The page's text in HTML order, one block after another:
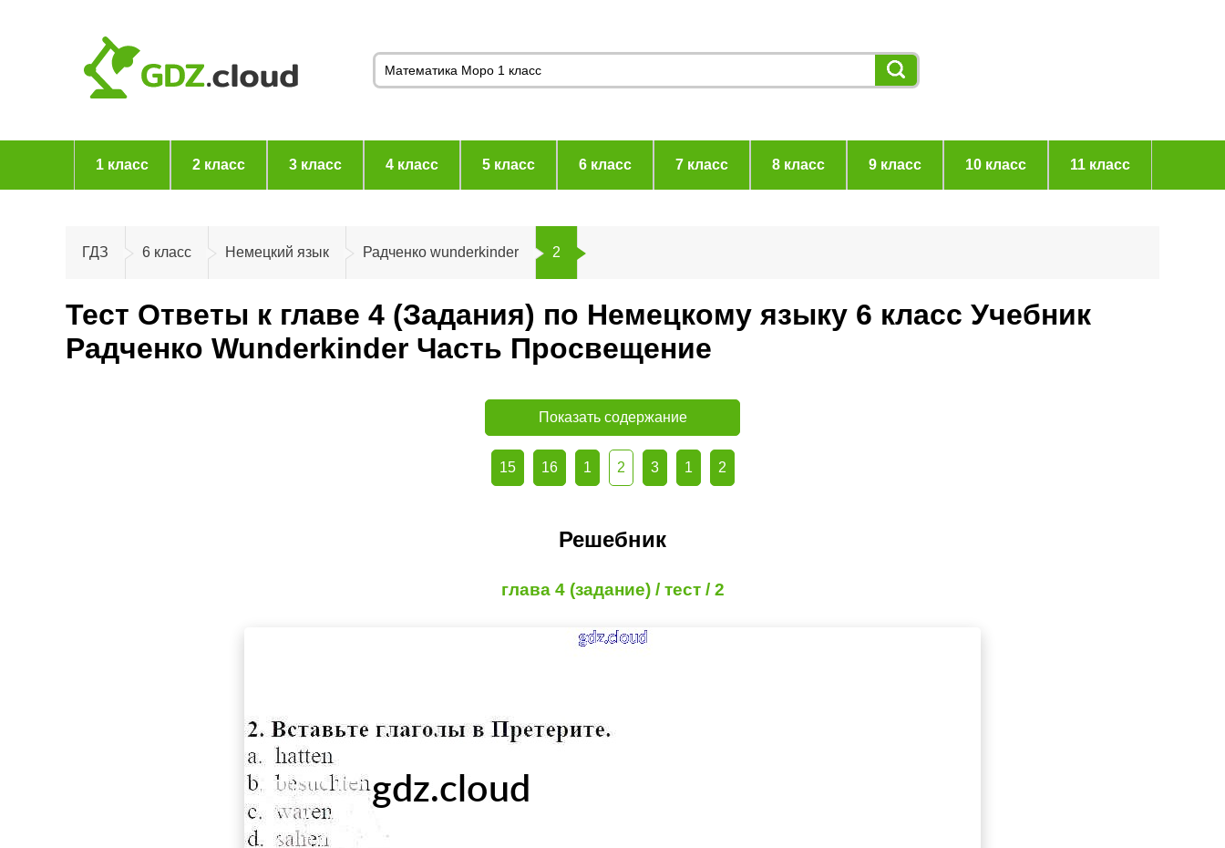
1 класс 2 класс 3 класс 4 класс 5 класс 6 класс 7 класс 8 класс 9 класс 10 класс 11 класс
ГДЗ 6 класс Немецкий язык Радченко wunderkinder 2
Тест Ответы к главе 4 (Задания) по Немецкому языку 6 класс Учебник
Радченко Wunderkinder Часть Просвещение
Показать содержание
15 16 1 2 3 1 2
Решебник
глава 4 (задание) / тест / 2